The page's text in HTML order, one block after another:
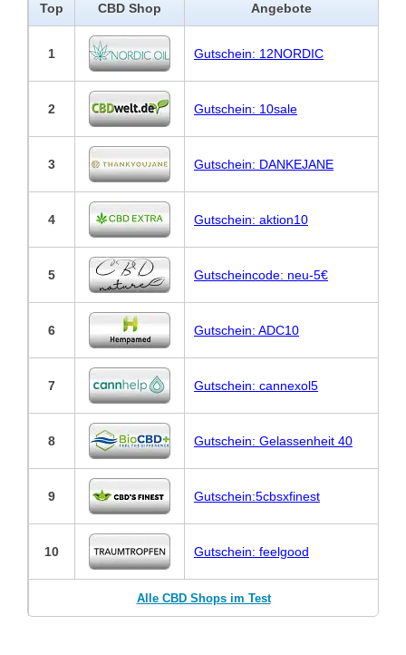
Top CBD Shop Angebote
1 Gutschein: 12NORDIC
2 Gutschein: 10sale
3 Gutschein: DANKEJANE
4 Gutschein: aktion10
5 Gutscheincode: neu-5€
6 Gutschein: ADC10
7 Gutschein: cannexol5
8 Gutschein: Gelassenheit 40
9 Gutschein:5cbsxfinest
10 Gutschein: feelgood
Alle CBD Shops im Test